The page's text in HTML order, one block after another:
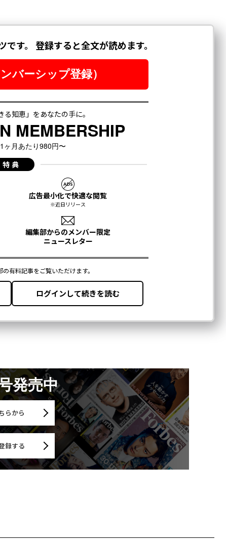
発売中
らから
録する